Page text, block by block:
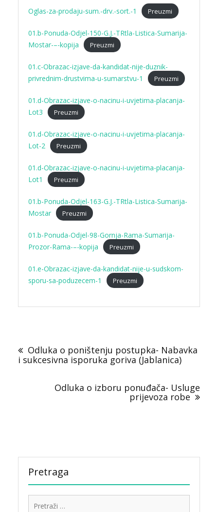
Oglas-za-prodaju-sum.-drv.-sort.-1 Preuzmi
01.b-Ponuda-Odjel-150-G.J.-TRtla-Listica-Sumarija-
Mostar-–-kopija
Preuzmi
01.c-Obrazac-izjave-da-kandidat-nije-duznik-
privrednim-drustvima-u-sumarstvu-1
Preuzmi
01.d-Obrazac-izjave-o-nacinu-i-uvjetima-placanja-
Lot3
Preuzmi
01.d-Obrazac-izjave-o-nacinu-i-uvjetima-placanja-
Lot-2
Preuzmi
01.d-Obrazac-izjave-o-nacinu-i-uvjetima-placanja-
Lot1
Preuzmi
01.b-Ponuda-Odjel-163-G.J.-TRtla-Listica-Sumarija-
Mostar
Preuzmi
01.b-Ponuda-Odjel-98-Gornja-Rama-Sumarija-
Prozor-Rama-–-kopija
Preuzmi
01.e-Obrazac-izjave-da-kandidat-nije-u-sudskom-
sporu-sa-poduzecem-1
Preuzmi
objava
Odluka o poništenju postupka- Nabavka
i sukcesivna isporuka goriva (Jablanica)
Odluka o izboru ponuđača- Usluge
prijevoza robe
Pretraga